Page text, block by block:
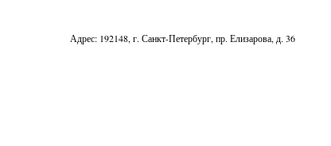
Адрес: 192148, г. Санкт-Петербург, пр. Елизарова, д. 36